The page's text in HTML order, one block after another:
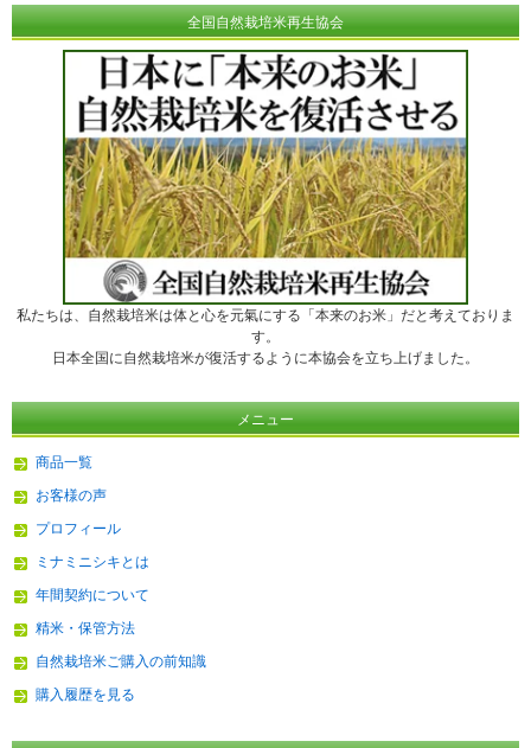
全国自然栽培米再生協会
私たちは、自然栽培米は体と心を元氣にする「本来のお米」だと考えておりま
す。
日本全国に自然栽培米が復活するように本協会を立ち上げました。
メニュー
商品一覧
お客様の声
プロフィール
ミナミニシキとは
年間契約について
精米・保管方法
自然栽培米ご購入の前知識
購入履歴を見る